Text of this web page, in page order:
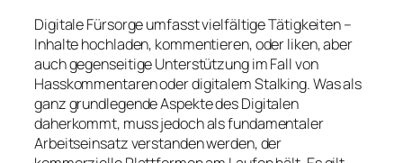
Digitale Fürsorge umfasst vielfältige Tätigkeiten –
Inhalte hochladen, kommentieren, oder liken, aber
auch gegenseitige Unterstützung im Fall von
Hasskommentaren oder digitalem Stalking. Was als
ganz grundlegende Aspekte des Digitalen
daherkommt, muss jedoch als fundamentaler
Arbeitseinsatz verstanden werden, der